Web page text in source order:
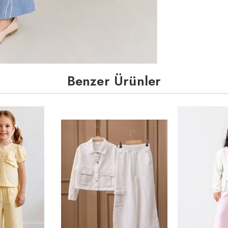
Benzer Ürünler